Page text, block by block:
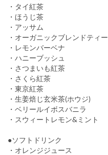
・タイ紅茶
・ほうじ茶
・アッサム
・オーガニックブレンドティー
・レモンバーベナ
・ハニーブッシュ
・さつまいも紅茶
・さくら紅茶
・東京紅茶
・生姜焙じ玄米茶(ホウジ)
・ベリールイボスバニラ
・スウィートレモン&ミント
●ソフトドリンク
・オレンジジュース